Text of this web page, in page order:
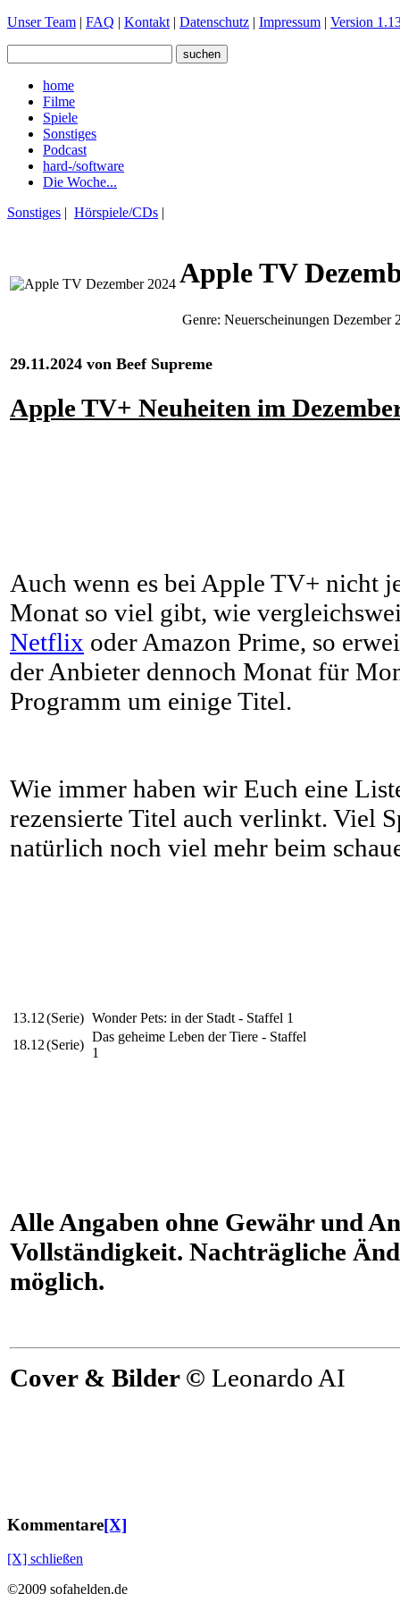
Unser Team | FAQ | Kontakt | Datenschutz | Impressum | Version
home
Filme
Spiele
Sonstiges
Podcast
hard-/software
Die Woche...
Sonstiges | Hörspiele/CDs |
Apple TV
Genre: Neuerscheinungen Dezember
29.11.2024 von Beef Supreme
Apple TV+ Neuheiten im
Auch wenn es bei Apple TV+ nicht
Monat so viel gibt, wie
Netflix oder Amazon Prime, so
der Anbieter dennoch Monat für
Programm um einige Titel.
Wie immer haben wir Euch eine
rezensierte Titel auch verlinkt. Viel
natürlich noch viel mehr beim
13.12(Serie) Wonder Pets: in der Stadt - Staffel 1
18.12(Serie)
Das geheime Leben der Tiere - Staffel
1
Alle Angaben ohne Gewähr und
Vollständigkeit. Nachträgliche
möglich.
Cover & Bilder © Leonardo AI
Kommentare[X]
[X] schließen
©2009 sofahelden.de